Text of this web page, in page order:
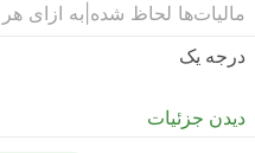
مالیات‌ها لحاظ شده به ازای
درجه یک
دیدن جزئیات